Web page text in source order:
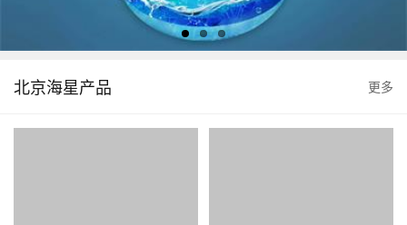
北京海星产品 更多